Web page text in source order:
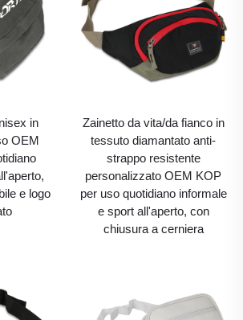
in
OEM
e logo
Zainetto da vita/da fianco in
tessuto diamantato anti-
strappo resistente
personalizzato OEM KOP
per uso quotidiano informale
e sport all'aperto, con
chiusura a cerniera